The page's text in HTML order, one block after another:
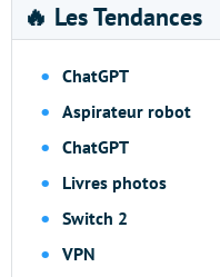
🔥 Les Tendances
ChatGPT
Aspirateur robot
ChatGPT
Livres photos
Switch 2
VPN